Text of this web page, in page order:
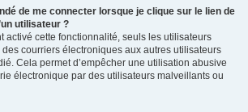
de me connecter lorsque je clique sur le lien de
utilisateur ?
activé cette fonctionnalité, seuls les utilisateurs
courriers électroniques aux autres utilisateurs
Cela permet d’empêcher une utilisation abusive
électronique par des utilisateurs malveillants ou